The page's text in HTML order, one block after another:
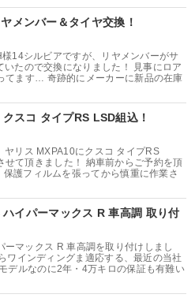
メンバー＆タイヤ交換！
14シルビアですが、リヤメンバーがサ
いたので交換になりました！ 見事にロア
てます… 奇跡的にメーカーに新品の在庫
スコ タイプRS LSD組込！
ヤリス MXPA10にクスコ タイプRS
せて頂きました！ 納車前からご予約を頂
護フィルムを張ってから慎重に作業さ
イパーマックス R 車高調 取り付
ーマックス R 車高調を取り付けしまし
ワインディングま適応する、最近の当社
デルなのに2年・4万キロの保証も有難い